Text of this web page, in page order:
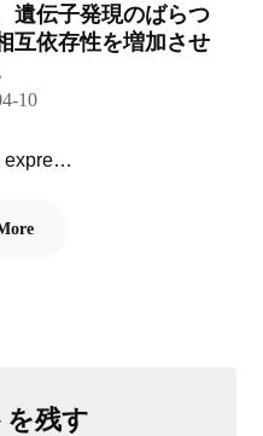
遺伝子発現のばらつ
互依存性を増加させ
10
expre…
を残す